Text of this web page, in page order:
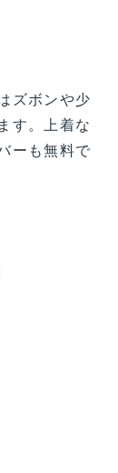
ズボンや少
す。上着な
ーも無料で